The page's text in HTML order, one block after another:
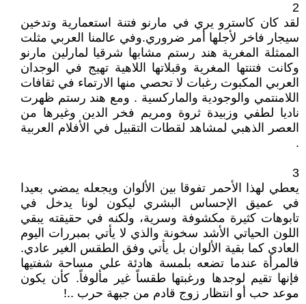
2
لقد كان كاسترو يري في مارنو فتنة استعمارية وتدخين
سيجار فاخر لأجلها أمر ضروري.وفي عالمنا العربي مثلت
الممثلة المغرية هند رستم مشابها شرقيا لمارلين مارنو
وكانت فتنتها المغرية وقبلاتها اللاهية تهيج في الوجدان
العربي المكبوت رغبات لا تحصي منها الارتماء في ثقافات
اللامنتمي والوجودية والماركسية . ومع هند رستم ظهرت
ناديا لطفي وزبيدة ثروة ومريم فخر الدين وغيرها من
العصر الذهبي لمشاهد لقطات التقبيل في الأفلام العربية
.
3
يعطي لهذا الأحمر تفوقا بين الألوان ويجعله يمضي بعيدا
في عميق الإحساس البشري ليكون لونا يدخل في
تابوهات كثيرة مكشوفة وسرية، ولكنه في حقيقته يبقي
اللون الحياتي الأشد سخونة والذي لا يأتي بمبررات اليوم
العادي كما بقية الألوان بل يأتي وفق الطقس الغير عادي.
فالمرأة عندما تضعه بلمسة هادئة علي مساحة شفتيها
فإنها تقيم لوجدها ورغبتها طقساً غير مألوفاً. كأن يكون
موعد حب أو انتظار زوج قادم من جبهة حرب ..!